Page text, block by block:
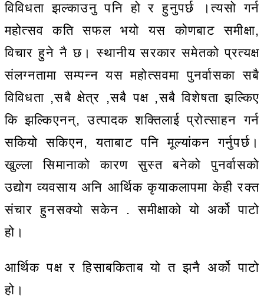
विविधता झल्काउनु पनि हो र हुनुपर्छ ।त्यसो गर्न
महोत्सव कति सफल भयो यस कोणबाट समीक्षा,
विचार हुने नै छ। स्थानीय सरकार समेतको प्रत्यक्ष
संलग्नतामा सम्पन्न यस महोत्सवमा पुनर्वासका सबै
विविधता ,सबै क्षेत्र ,सबै पक्ष ,सबै विशेषता झल्किए
कि झल्किएनन्, उत्पादक शक्तिलाई प्रोत्साहन गर्न
सकियो सकिएन, यताबाट पनि मूल्यांकन गर्नुपर्छ।
खुल्ला सिमानाको कारण सुस्त बनेको पुनर्वासको
उद्योग व्यवसाय अनि आर्थिक कृयाकलापमा केही रक्त
संचार हुनसक्यो सकेन . समीक्षाको यो अर्को पाटो
हो।
आर्थिक पक्ष र हिसाबकिताब यो त झनै अर्को पाटो
हो।